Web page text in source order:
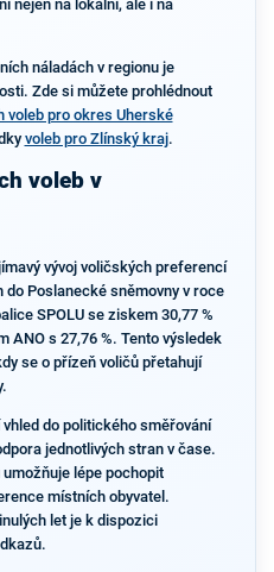
nejen na lokální, ale i na
náladách v regionu je
Zde si můžete prohlédnout
voleb pro okres Uherské
voleb pro Zlínský kraj.
voleb v
vývoj voličských preferencí
Poslanecké sněmovny v roce
SPOLU se ziskem 30,77 %
ANO s 27,76 %. Tento výsledek
se o přízeň voličů přetahují
do politického směřování
jednotlivých stran v čase.
lépe pochopit
místních obyvatel.
let je k dispozici